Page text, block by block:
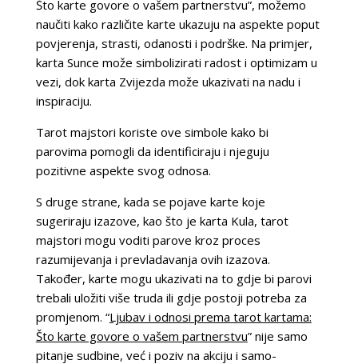
Što karte govore o vašem partnerstvu”, možemo
naučiti kako različite karte ukazuju na aspekte poput
povjerenja, strasti, odanosti i podrške. Na primjer,
karta Sunce može simbolizirati radost i optimizam u
vezi, dok karta Zvijezda može ukazivati na nadu i
inspiraciju.
Tarot majstori koriste ove simbole kako bi
parovima pomogli da identificiraju i njeguju
pozitivne aspekte svog odnosa.
S druge strane, kada se pojave karte koje
sugeriraju izazove, kao što je karta Kula, tarot
majstori mogu voditi parove kroz proces
razumijevanja i prevladavanja ovih izazova.
Također, karte mogu ukazivati na to gdje bi parovi
trebali uložiti više truda ili gdje postoji potreba za
promjenom. “Ljubav i odnosi prema tarot kartama:
Što karte govore o vašem partnerstvu” nije samo
pitanje sudbine, već i poziv na akciju i samo-